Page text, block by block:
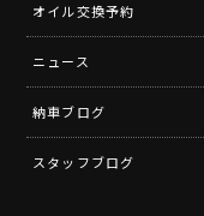
オイル交換予約
ニュース
納車ブログ
スタッフブログ